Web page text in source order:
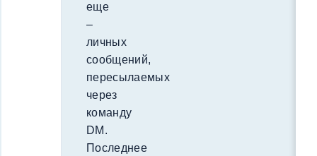
еще
–
личных
сообщений,
пересылаемых
через
команду
DM.
Последнее